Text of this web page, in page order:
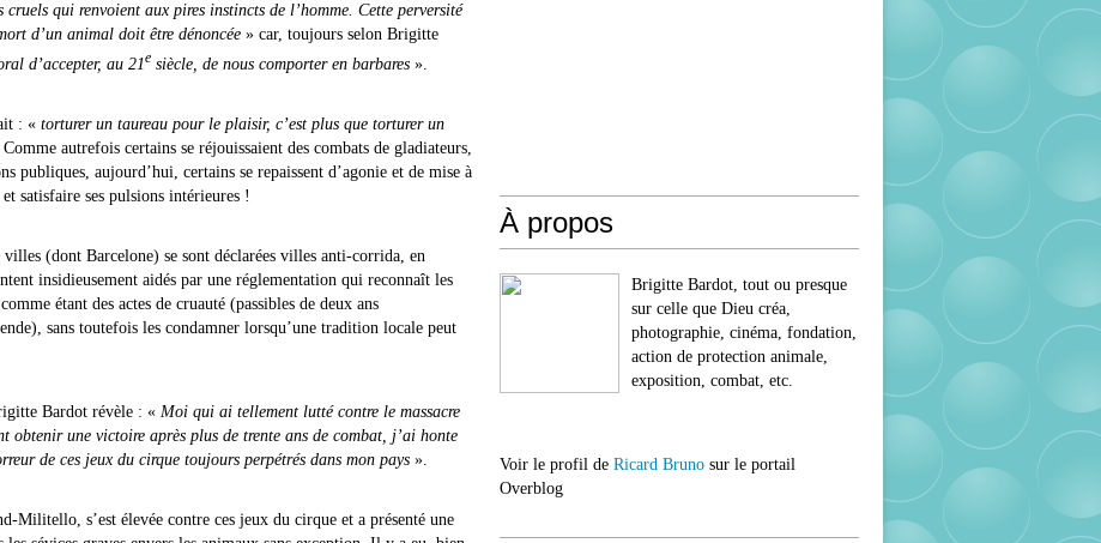
cruels qui renvoient aux pires instincts de l’homme. Cette perversité
d’un animal doit être dénoncée » car, toujours selon Brigitte
d’accepter, au 21e siècle, de nous comporter en barbares ».
: « torturer un taureau pour le plaisir, c’est plus que torturer un
autrefois certains se réjouissaient des combats de gladiateurs,
publiques, aujourd’hui, certains se repaissent d’agonie et de mise à
satisfaire ses pulsions intérieures !
villes (dont Barcelone) se sont déclarées villes anti-corrida, en
insidieusement aidés par une réglementation qui reconnaît les
étant des actes de cruauté (passibles de deux ans
sans toutefois les condamner lorsqu’une tradition locale peut
Bardot révèle : « Moi qui ai tellement lutté contre le massacre
obtenir une victoire après plus de trente ans de combat, j’ai honte
de ces jeux du cirque toujours perpétrés dans mon pays ».
Militello, s’est élevée contre ces jeux du cirque et a présenté une
À propos
Brigitte Bardot, tout ou presque
sur celle que Dieu créa,
photographie, cinéma, fondation,
action de protection animale,
exposition, combat, etc.
Voir le profil de Ricard Bruno sur le portail
Overblog